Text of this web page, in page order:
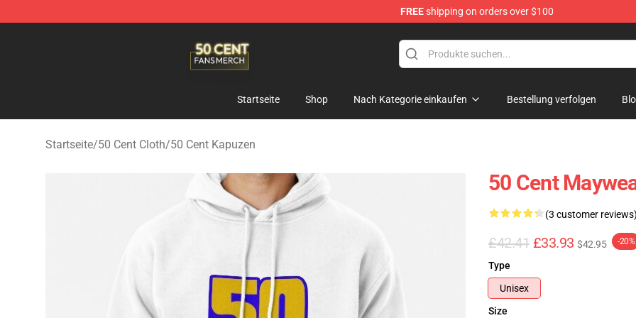
FREEshipping on orders over $100
Startseite Shop Nach Kategorie einkaufen Bestellung verfolgen
Startseite/50 Cent Cloth/50 Cent Kapuzen
50 Cent
(3 customer
£42.41 £33.93 $42.95 -20%
Type
Unisex
Size